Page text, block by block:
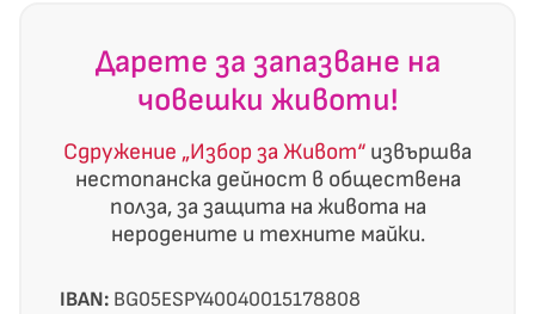
Дарете за запазване на
човешки животи!
Сдружение „Избор за Живот“ извършва
нестопанска дейност в обществена
полза, за защита на живота на
неродените и техните майки.
IBAN: BG05ESPY40040015178808